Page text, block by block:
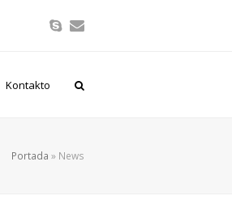
SkypeCorreo
Kontakto
Portada » News